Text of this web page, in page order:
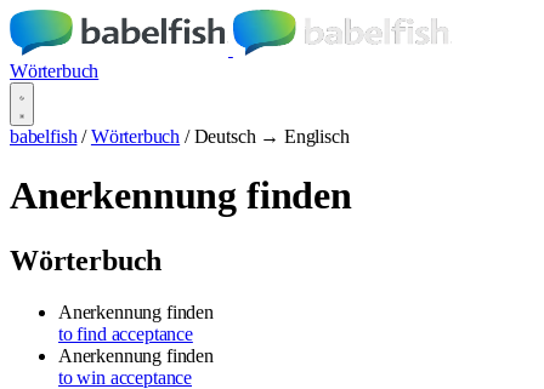
Wörterbuch
babelfish / Wörterbuch / Deutsch → Englisch
Anerkennung finden
Wörterbuch
Anerkennung finden
to find acceptance
Anerkennung finden
to win acceptance